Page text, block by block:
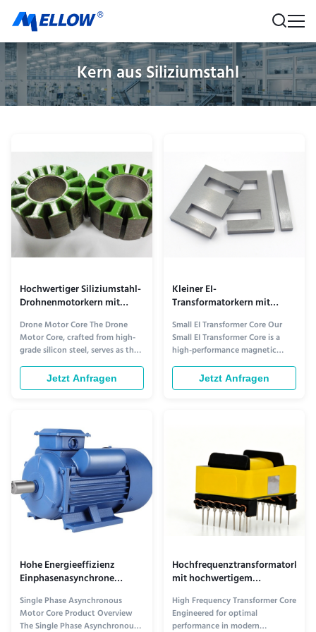
Kern aus Siliziumstahl
Hochwertiger Siliziumstahl-
Drohnenmotorkern mit
geringen Kernverlusten und
anpassbaren Abmessungen
Drone Motor Core The Drone
Motor Core, crafted from high-
grade silicon steel, serves as the
essential component in high-
performance drone propulsion
systems. Engineered for precision
operation by minimizing energy
loss and maximizing magnetic
flux ...
Jetzt Anfragen
Kleiner EI-
Transformatorkern mit
geringem Kernverlust, hoher
Sättigungsfluxdichte und
präzise gestempelten
Laminationen
Small EI Transformer Core Our
Small EI Transformer Core is a
high-performance magnetic
component engineered for
efficient power conversion and
signal isolation in compact
Jetzt Anfragen
Hohe Energieeffizienz
Einphasenasynchrone
Motorenkerne mit geringer
Geräusch- und
Vibrationsstärke für
Single Phase Asynchronous
Motor Core Product Overview
The Single Phase Asynchronous
Hochfrequenztransformatorkern
mit hochwertigem
Siliziumstahl für 10 kHz bis
500 kHz und anpassbare
Abmessungen
High Frequency Transformer Core
Engineered for optimal
performance in modern